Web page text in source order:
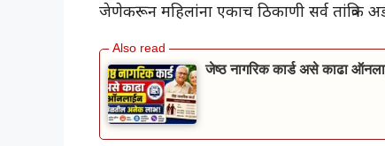
जेणेकरून महिलांना एकाच ठिकाणी सर्व तांत्रिक
जेष्ठ नागरिक कार्ड असे काढा